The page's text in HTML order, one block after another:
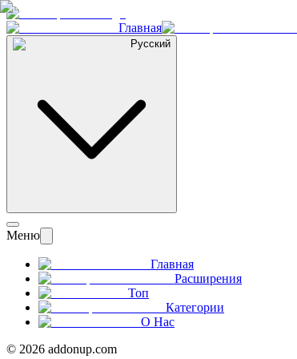
Главная
Русский
Меню
Главная
Расширения
Топ
Категории
О Нас
© 2026 addonup.com